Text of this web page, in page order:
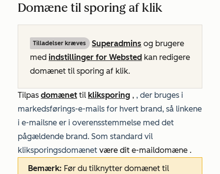
Domæne til sporing af klik
Tilladelser kræves Superadmins og brugere
med indstillinger for Websted kan redigere
domænet til sporing af klik.
Tilpas domænet til kliksporing , , der bruges i
markedsførings-e-mails for hvert brand, så linkene
i e-mailsne er i overensstemmelse med det
pågældende brand. Som standard vil
kliksporingsdomænet være dit e-maildomæne .
Bemærk: Før du tilknytter domænet til